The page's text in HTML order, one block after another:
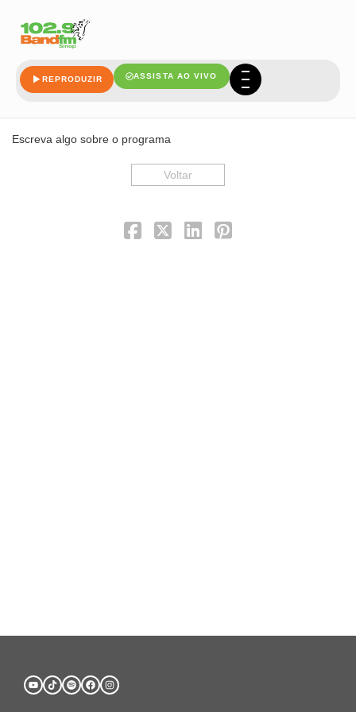
REPRODUZIR ASSISTA AO VIVO
Noite da Beats data 28-07-2023
Escreva algo sobre o programa
Voltar